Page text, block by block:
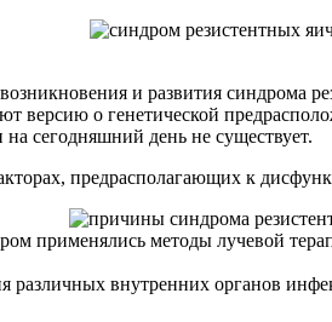
и развития синдрома
версию о генетической
на сегодняшний день не существует.
предрасполагающих к
применялись методы лучевой
различных внутренних органов